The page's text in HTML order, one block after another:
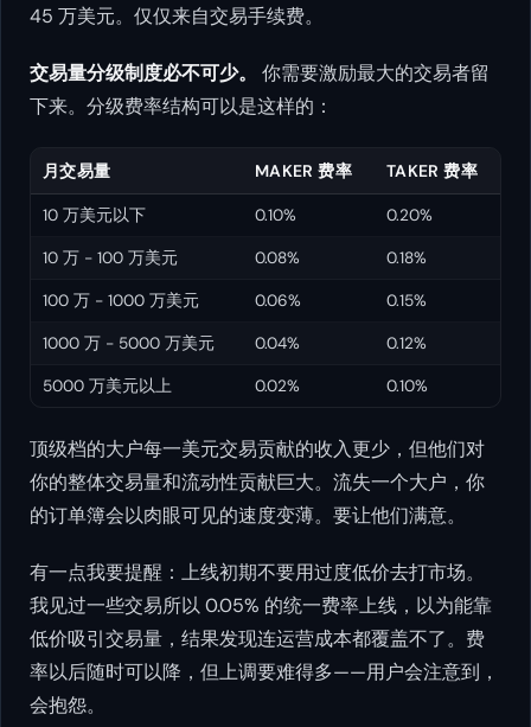
45 万美元。仅仅来自交易手续费。
交易量分级制度必不可少。
你需要激励最大的交易者留
下来。分级费率结构可以是这样的：
月交易量 MAKER 费率 TAKER 费率
10 万美元以下 0.10% 0.20%
10 万 - 100 万美元 0.08% 0.18%
100 万 - 1000 万美元 0.06% 0.15%
1000 万 - 5000 万美元 0.04% 0.12%
5000 万美元以上 0.02% 0.10%
顶级档的大户每一美元交易贡献的收入更少，但他们对
你的整体交易量和流动性贡献巨大。流失一个大户，你
的订单簿会以肉眼可见的速度变薄。要让他们满意。
有一点我要提醒：上线初期不要用过度低价去打市场。
我见过一些交易所以 0.05% 的统一费率上线，以为能靠
低价吸引交易量，结果发现连运营成本都覆盖不了。费
率以后随时可以降，但上调要难得多——用户会注意到，
会抱怨。